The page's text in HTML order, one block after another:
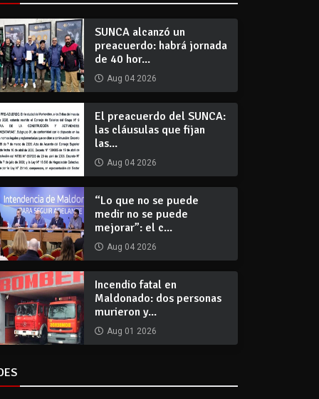
SUNCA alcanzó un
preacuerdo: habrá jornada
de 40 hor...
Aug 04 2026
El preacuerdo del SUNCA:
las cláusulas que fijan
las...
Aug 04 2026
“Lo que no se puede
medir no se puede
mejorar”: el c...
Aug 04 2026
Incendio fatal en
Maldonado: dos personas
murieron y...
Aug 01 2026